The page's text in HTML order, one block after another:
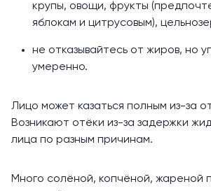
крупы, овощи, фрукты
яблокам и цитрусовым),
не отказывайтесь от жиров, но
умеренно.
Лицо может казаться полным из-за
Возникают отёки из-за задержки
лица по разным причинам.
Много солёной, копчёной, жареной